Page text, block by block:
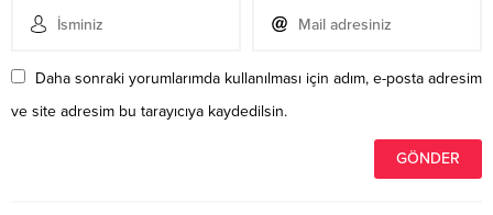
Daha sonraki yorumlarımda kullanılması için adım, e-posta adresim
ve site adresim bu tarayıcıya kaydedilsin.